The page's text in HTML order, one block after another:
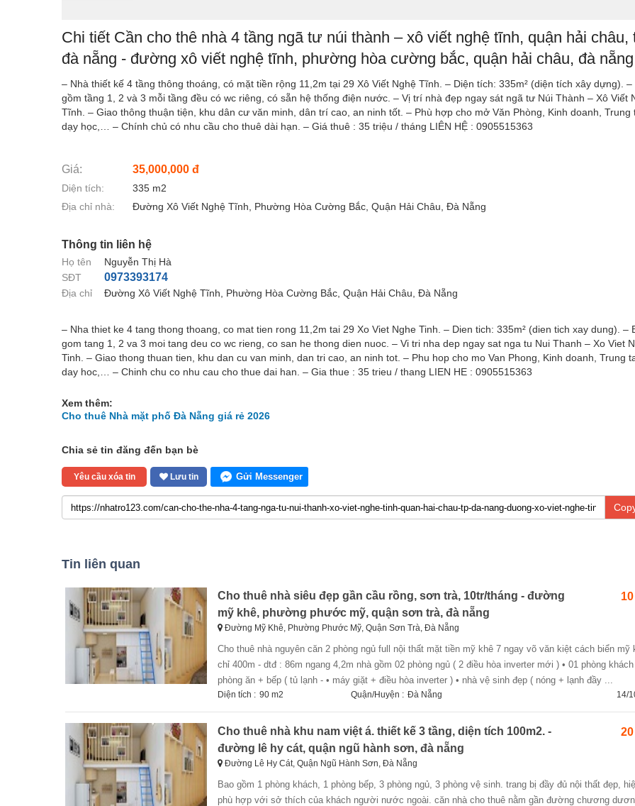
Chi tiết Cần cho thê nhà 4 tầng ngã tư núi thành – xô viết nghệ tĩnh, quận hải châu,
đà nẵng - đường xô viết nghệ tĩnh, phường hòa cường bắc, quận hải châu, đà nẵng
– Nhà thiết kế 4 tầng thông thoáng, có mặt tiền rộng 11,2m tại 29 Xô Viết Nghệ Tĩnh. – Diện tích: 335m² (diện tích xây dựng). –
gồm tầng 1, 2 và 3 mỗi tầng đều có wc riêng, có sẵn hệ thống điện nước. – Vị trí nhà đẹp ngay sát ngã tư Núi Thành – Xô Viết
Tĩnh. – Giao thông thuận tiện, khu dân cư văn minh, dân trí cao, an ninh tốt. – Phù hợp cho mở Văn Phòng, Kinh doanh, Trung
dạy học,… – Chính chủ có nhu cầu cho thuê dài hạn. – Giá thuê : 35 triệu / tháng LIÊN HỆ : 0905515363
Giá: 35,000,000 đ
Diện tích:
335 m2
Địa chỉ nhà:
Đường Xô Viết Nghệ Tĩnh, Phường Hòa Cường Bắc, Quận Hải Châu, Đà Nẵng
Thông tin liên hệ
Họ tên
Nguyễn Thị Hà
SĐT
0973393174
Địa chỉ Đường Xô Viết Nghệ Tĩnh, Phường Hòa Cường Bắc, Quận Hải Châu, Đà Nẵng
– Nha thiet ke 4 tang thong thoang, co mat tien rong 11,2m tai 29 Xo Viet Nghe Tinh. – Dien tich: 335m² (dien tich xay dung). –
gom tang 1, 2 va 3 moi tang deu co wc rieng, co san he thong dien nuoc. – Vi tri nha dep ngay sat nga tu Nui Thanh – Xo Viet
Tinh. – Giao thong thuan tien, khu dan cu van minh, dan tri cao, an ninh tot. – Phu hop cho mo Van Phong, Kinh doanh, Trung
day hoc,… – Chinh chu co nhu cau cho thue dai han. – Gia thue : 35 trieu / thang LIEN HE : 0905515363
Xem thêm:
Cho thuê Nhà mặt phố Đà Nẵng giá rẻ 2026
Chia sẻ tin đăng đến bạn bè
Yêu cầu xóa tin Lưu tin Gửi Messenger
Tin liên quan
Cho thuê nhà siêu đẹp gần cầu rồng, sơn trà, 10tr/tháng - đường
mỹ khê, phường phước mỹ, quận sơn trà, đà nẵng
Đường Mỹ Khê, Phường Phước Mỹ, Quận Sơn Trà, Đà Nẵng
cho thuê nhà nguyên căn 2 phòng ngủ full nội thất mặt tiền mỹ khê 7 ngay võ văn kiệt cách biển mỹ khê
chỉ 400m - dtđ : 86m ngang 4,2m nhà gồm 02 phòng ngủ ( 2 điều hòa inverter mới ) • 01 phòng khách
phòng ăn + bếp ( tủ lạnh - • máy giặt + điều hòa inverter ) • nhà vệ sinh đẹp ( nóng + lạnh đầy ...
Diện tích : 90 m2 Quận/Huyện : Đà Nẵng 14/
Cho thuê nhà khu nam việt á. thiết kế 3 tầng, diện tích 100m2. -
đường lê hy cát, quận ngũ hành sơn, đà nẵng
Đường Lê Hy Cát, Quận Ngũ Hành Sơn, Đà Nẵng
bao gồm 1 phòng khách, 1 phòng bếp, 3 phòng ngủ, 3 phòng vệ sinh. trang bị đầy đủ nội thất đẹp, hiện đại.
phù hợp với sở thích của khách người nước ngoài. căn nhà cho thuê nằm gần đường chương